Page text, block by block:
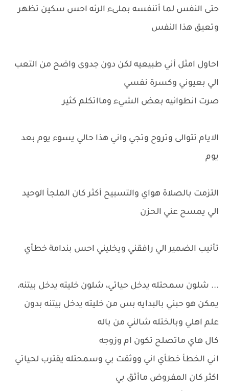
حتى النفس لما أتنفسه بملىء الرئه احس سكين تظهر
وتعيق هذا النفس
احاول امثل أني طبيعيه لكن دون جدوى واضح من التعب
الي بعيوني وكسرة نفسي
صرت انطوائيه بعض الشيء ومااتكلم كثير
الايام تتوالى وتروح وتجي واني هذا حالي يسوء يوم بعد
يوم
التزمت بالصلاة هواي والتسبيح أكثر كان الملجأ الوحيد
الي يمسح عني الحزن
تأنيب الضمير الي رافقني ويخليني احس بندامة خطأي
... شلون سمحتله يدخل حياتي، شلون خليته يدخل بيتنه،
يمكن هو حبني بالبدايه بس من خليته يدخل بيتنه بدون
علم اهلي وبالختله شالني من باله
كال هاي ماتصلح تكون ام وزوجه
اني الخطأ خطأي اني ووثقت بي وسمحتله يقترب لحياتي
اكثر كان المفروض ماأثق بي